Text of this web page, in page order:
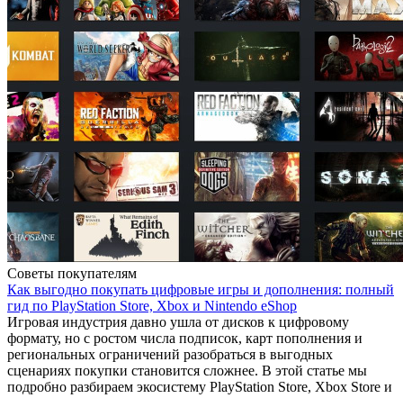
Советы покупателям
Как выгодно покупать цифровые игры и дополнения: полный
гид по PlayStation Store, Xbox и Nintendo eShop
Игровая индустрия давно ушла от дисков к цифровому
формату, но с ростом числа подписок, карт пополнения и
региональных ограничений разобраться в выгодных
сценариях покупки становится сложнее. В этой статье мы
подробно разбираем экосистему PlayStation Store, Xbox Store и